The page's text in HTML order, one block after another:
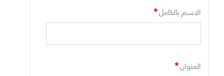
الاسم بالكامل*
العنوان*